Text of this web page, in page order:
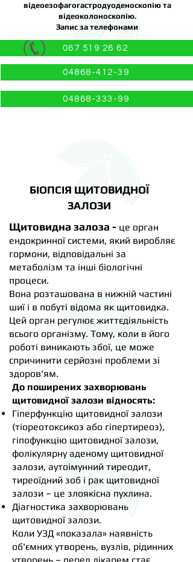
відеоезофагогастродуоденоскопію та
відеоколоноскопію.
Запис за телефонами
067 519 26 62
04868-412-39
04868-333-99
БІОПСІЯ ЩИТОВИДНОЇ
ЗАЛОЗИ
Щитовидна залоза - це орган
ендокринної системи, який виробляє
гормони, відповідальні за
метаболізм та інші біологічні
процеси.
Вона розташована в нижній частині
шиї і в побуті відома як щитовидка.
Цей орган регулює життєдіяльність
всього організму. Тому, коли в його
роботі виникають збої, це може
спричинити серйозні проблеми зі
здоров'ям.
До поширених захворювань
щитовидної залози відносять:
Гіперфункцію щитовидної залози
(тіореотоксикоз або гіпертиреоз),
гіпофункцію щитовидної залози,
фолікулярну аденому щитовидної
залози, аутоімунний тиреодит,
тиреоїдний зоб і рак щитовидної
залози – це злоякісна пухлина.
Діагностика захворювань
щитовидної залози.
Коли УЗД «показала» наявність
об'ємних утворень, вузлів, рідинних